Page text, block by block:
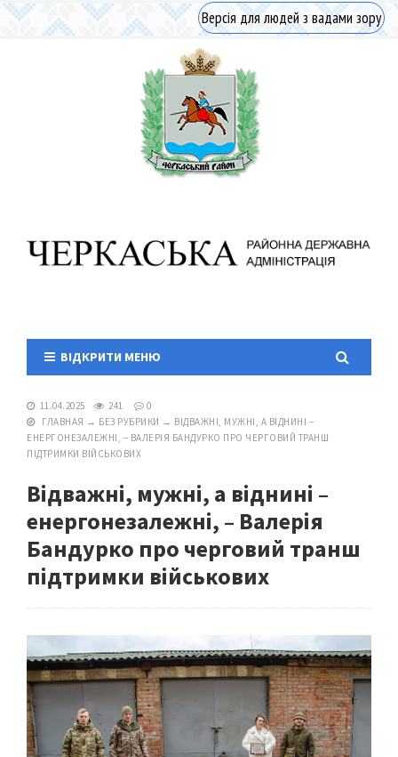
Версія для людей з вадами зору
ВІДКРИТИ МЕНЮ
11.04.2025 241
0
ГЛАВНАЯ → БЕЗ РУБРИКИ → ВІДВАЖНІ, МУЖНІ, А ВІДНИНІ –
ЕНЕРГОНЕЗАЛЕЖНІ, – ВАЛЕРІЯ БАНДУРКО ПРО ЧЕРГОВИЙ ТРАНШ
ПІДТРИМКИ ВІЙСЬКОВИХ
Відважні, мужні, а віднині –
енергонезалежні, – Валерія
Бандурко про черговий транш
підтримки військових